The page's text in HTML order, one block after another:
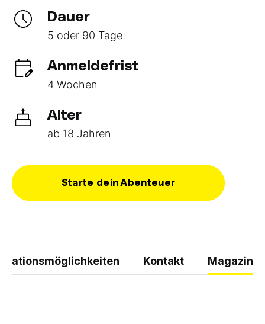
Dauer
5 oder 90 Tage
Anmeldefrist
4 Wochen
Alter
ab 18 Jahren
Starte dein Abenteuer
Kontakt Magazin